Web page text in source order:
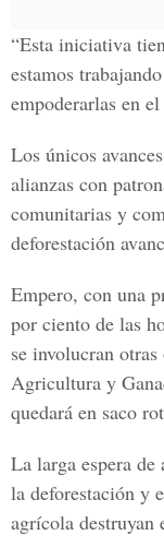
“Esta iniciativa
estamos
empoderarlas en
Los únicos
alianzas con
comunitarias y
deforestación
Empero, con una
por ciento de las
se involucran
Agricultura y
quedará en saco
La larga espera de
la deforestación y
agrícola destruyan